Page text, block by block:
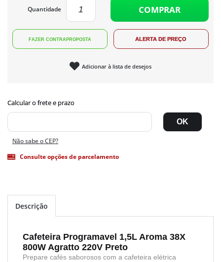
Quantidade COMPRAR
Adicionar à lista de desejos
Não sabe o CEP?
Consulte opções de parcelamento
Descrição
Cafeteira Programavel 1,5L Aroma 38X
800W Agratto 220V Preto
Prepare cafés saborosos com a cafeteira elétrica